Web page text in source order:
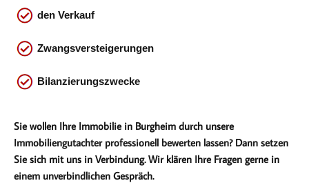
den Verkauf
Zwangsversteigerungen
Bilanzierungszwecke
Sie wollen Ihre Immobilie in Burgheim durch unsere
Immobiliengutachter professionell bewerten lassen? Dann setzen
Sie sich mit uns in Verbindung. Wir klären Ihre Fragen gerne in
einem unverbindlichen Gespräch.